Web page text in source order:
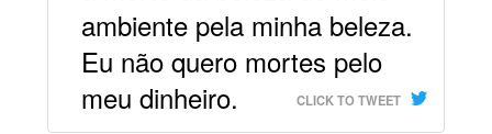
ambiente pela minha beleza.
Eu não quero mortes pelo
meu dinheiro.
CLICK TO TWEET